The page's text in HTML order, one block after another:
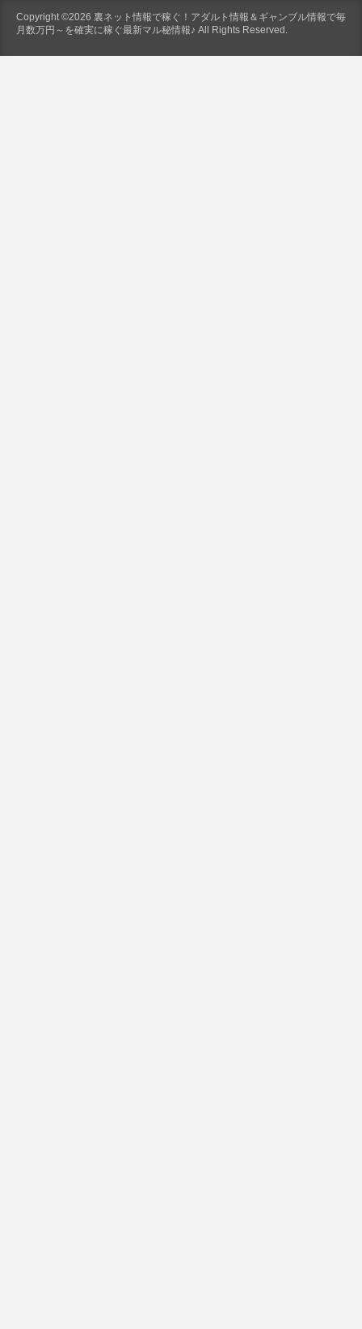
Copyright ©2026 裏ネット情報で稼ぐ！アダルト情報＆ギャンブル情報で毎
月数万円～を確実に稼ぐ最新マル秘情報♪ All Rights Reserved.